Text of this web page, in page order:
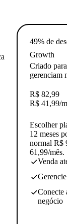
49% de
Growth
Criado para
gerenciam
R$ 82,99
R$ 41,99/
Escolher
12 meses
normal R$
61,99/mês.
Venda até
Gerencie
Conecte
negócio